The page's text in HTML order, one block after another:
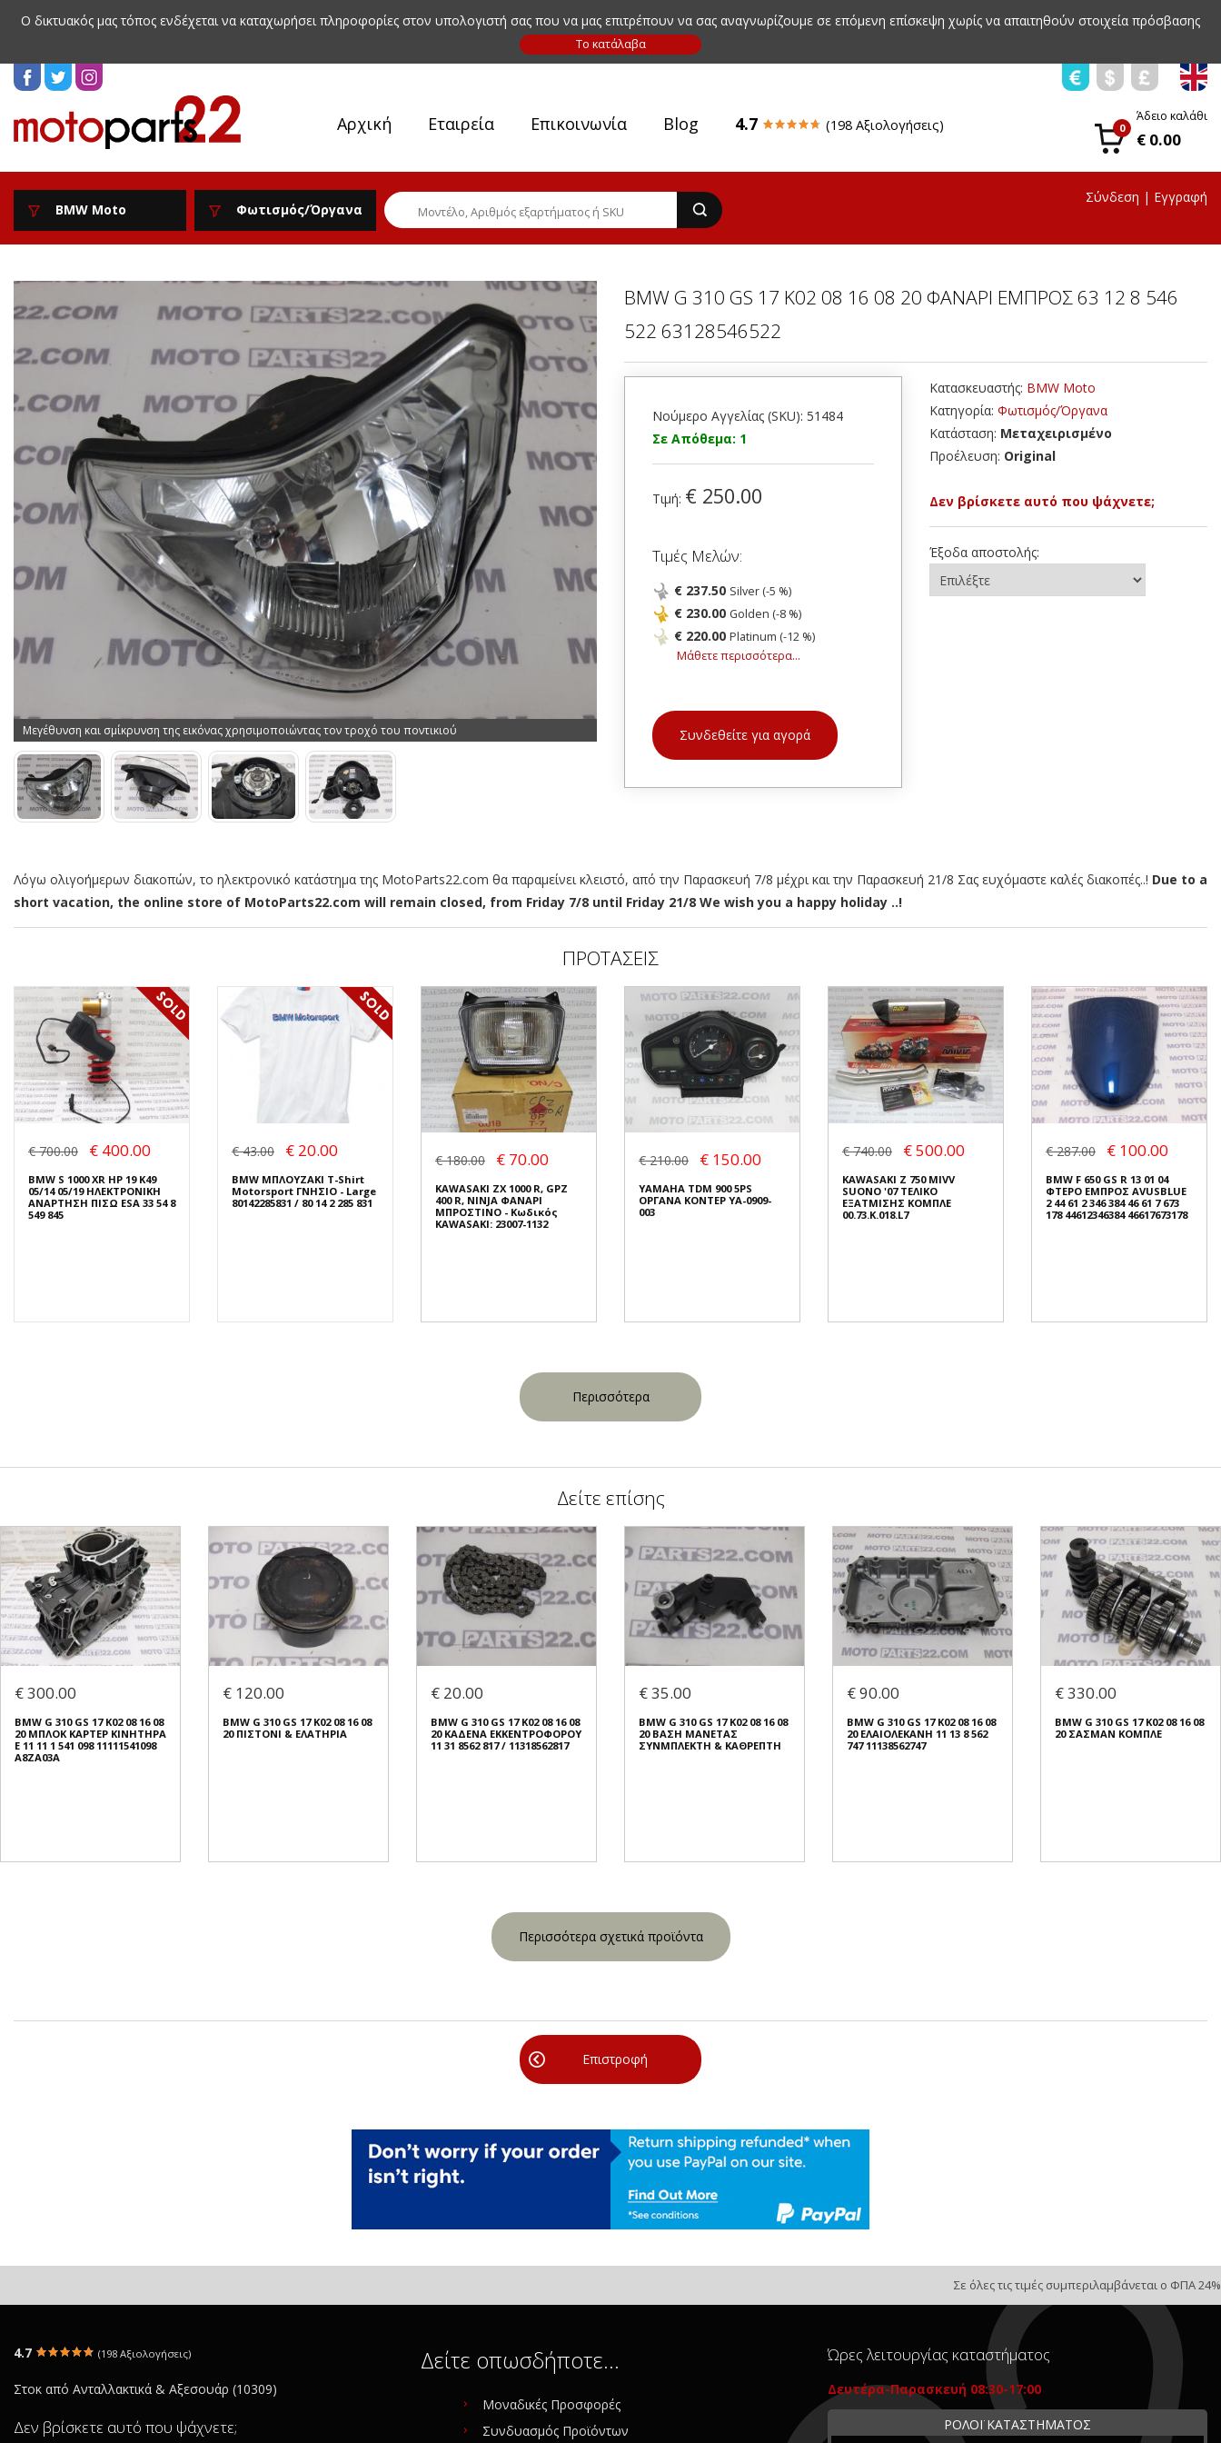
Ο δικτυακός μας τόπος ενδέχεται να καταχωρήσει πληροφορίες στον υπολογιστή σας που να μας επιτρέπουν να σας αναγνωρίζουμε σε επόμενη επίσκεψη χωρίς να απαιτηθούν στοιχεία πρόσβασης
Αρχική Εταιρεία Επικοινωνία Blog 4.7 (198 Αξιολογήσεις) 0
Άδειο καλάθι
€ 0.00
BMW Moto Φωτισμός/Όργανα
Σύνδεση | Εγγραφή
Μεγέθυνση και σμίκρυνση της εικόνας χρησιμοποιώντας τον τροχό του ποντικιού
BMW G 310 GS 17 K02 08 16 08 20 ΦΑΝΑΡΙ ΕΜΠΡΟΣ 63 12 8 546
522 63128546522
Νούμερο Αγγελίας (SKU): 51484
Σε Απόθεμα: 1
Τιμή: € 250.00
Τιμές Μελών:
€ 237.50 Silver (-5 %)
€ 230.00 Golden (-8 %)
€ 220.00 Platinum (-12 %)
Μάθετε περισσότερα...
Συνδεθείτε για αγορά
Κατασκευαστής: BMW Moto
Κατηγορία: Φωτισμός/Όργανα
Κατάσταση: Μεταχειρισμένο
Προέλευση: Original
Δεν βρίσκετε αυτό που ψάχνετε;
Έξοδα αποστολής:
Λόγω ολιγοήμερων διακοπών, το ηλεκτρονικό κατάστημα της MotoParts22.com θα παραμείνει κλειστό, από την Παρασκευή 7/8 μέχρι και την Παρασκευή 21/8 Σας ευχόμαστε καλές διακοπές..! Due to a
short vacation, the online store of MotoParts22.com will remain closed, from Friday 7/8 until Friday 21/8 We wish you a happy holiday ..!
ΠΡΟΤΑΣΕΙΣ
€ 700.00 € 400.00
BMW S 1000 XR HP 19 K49
05/14 05/19 ΗΛΕΚΤΡΟΝΙΚΗ
ΑΝΑΡΤΗΣΗ ΠΙΣΩ ESA 33 54 8
549 845
€ 43.00 € 20.00
BMW ΜΠΛΟΥΖΑΚΙ T-Shirt
Motorsport ΓΝΗΣΙΟ - Large
80142285831 / 80 14 2 285 831
€ 180.00 € 70.00
KAWASAKI ZX 1000 R, GPZ
400 R, NINJA ΦΑΝΑΡΙ
ΜΠΡΟΣΤΙΝΟ - Κωδικός
KAWASAKI: 23007-1132
€ 210.00 € 150.00
YAMAHA TDM 900 5PS
ΟΡΓΑΝΑ ΚΟΝΤΕΡ YA-0909-
003
€ 740.00 € 500.00
KAWASAKI Z 750 MIVV
SUONO '07 ΤΕΛΙΚΟ
ΕΞΑΤΜΙΣΗΣ ΚΟΜΠΛΕ
00.73.K.018.L7
€ 287.00 € 100.00
BMW F 650 GS R 13 01 04
ΦΤΕΡΟ ΕΜΠΡΟΣ AVUSBLUE
2 44 61 2 346 384 46 61 7 673
178 44612346384 46617673178
Περισσότερα
Δείτε επίσης
€ 300.00
BMW G 310 GS 17 K02 08 16 08
20 ΜΠΛΟΚ ΚΑΡΤΕΡ ΚΙΝΗΤΗΡΑ
E 11 11 1 541 098 11111541098
A8ZA03A
€ 120.00
BMW G 310 GS 17 K02 08 16 08
20 ΠΙΣΤΟΝΙ & ΕΛΑΤΗΡΙΑ
€ 20.00
BMW G 310 GS 17 K02 08 16 08
20 ΚΑΔΕΝΑ ΕΚΚΕΝΤΡΟΦΟΡΟΥ
11 31 8562 817 / 11318562817
€ 35.00
BMW G 310 GS 17 K02 08 16 08
20 ΒΑΣΗ ΜΑΝΕΤΑΣ
ΣΥΝΜΠΛΕΚΤΗ & ΚΑΘΡΕΠΤΗ
€ 90.00
BMW G 310 GS 17 K02 08 16 08
20 ΕΛΑΙΟΛΕΚΑΝΗ 11 13 8 562
747 11138562747
€ 330.00
BMW G 310 GS 17 K02 08 16 08
20 ΣΑΣΜΑΝ ΚΟΜΠΛΕ
Περισσότερα σχετικά προϊόντα
Επιστροφή
Σε όλες τις τιμές συμπεριλαμβάνεται ο ΦΠΑ 24%
4.7 (198 Αξιολογήσεις)
Στοκ από Ανταλλακτικά & Αξεσουάρ (10309)
Δεν βρίσκετε αυτό που ψάχνετε;
Δείτε οπωσδήποτε…
Μοναδικές Προσφορές
Συνδυασμός Προϊόντων
Ώρες λειτουργίας καταστήματος
Δευτέρα-Παρασκευή 08:30-17:00
ΡΟΛΟΪ ΚΑΤΑΣΤΗΜΑΤΟΣ